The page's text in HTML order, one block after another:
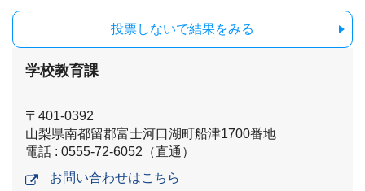
投票しないで結果をみる
学校教育課
〒401-0392
山梨県南都留郡富士河口湖町船津1700番地
電話 : 0555-72-6052（直通）
お問い合わせはこちら